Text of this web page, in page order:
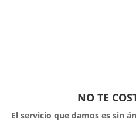
NO TE
El servicio que damos es sin